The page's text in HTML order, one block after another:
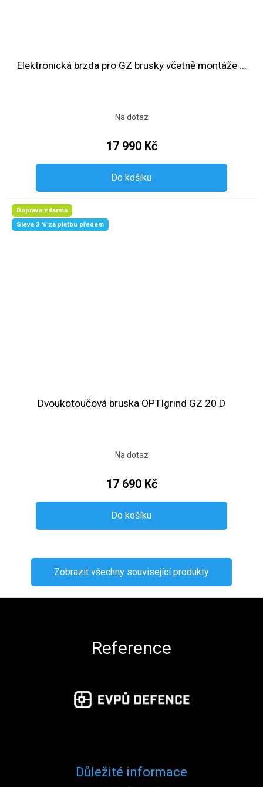
Elektronická brzda pro GZ brusky včetně montáže ...
Na dotaz
17 990 Kč
Do košíku
Doprava zdarma
Sleva 3 % za platbu předem
Dvoukotoučová bruska OPTIgrind GZ 20 D
Na dotaz
17 690 Kč
Do košíku
Zobrazit všechny související produkty
Reference
Důležité informace